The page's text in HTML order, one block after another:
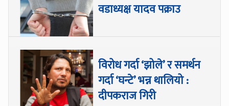
वडाध्यक्ष यादव पक्राउ
विरोध गर्दा ‘झोले’ र समर्थन
गर्दा ‘घन्टे’ भन्न थालियो :
दीपकराज गिरी